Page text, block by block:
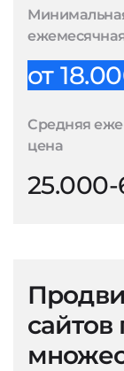
от
Средняя
цена
сайтов